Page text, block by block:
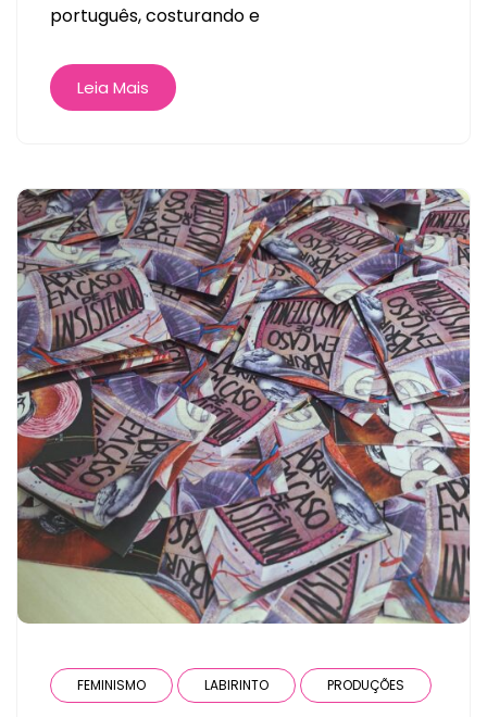
português, costurando e
Leia Mais
FEMINISMO LABIRINTO PRODUÇÕES